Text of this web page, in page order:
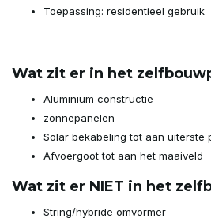
Toepassing: residentieel gebruik
Wat zit er in het
Aluminium constructie
zonnepanelen
Solar bekabeling tot aan uiterste
Afvoergoot tot aan het maaiveld
Wat zit er NIET in het
String/hybride omvormer